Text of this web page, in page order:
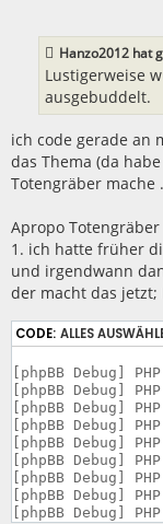
Hanzo2012 hat
Lustigerweise
ausgebuddelt.
ich code gerade an
das Thema (da
Totengräber mache
Apropo Totengräber
1. ich hatte früher
und irgendwann
der macht das jetzt;
CODE: ALLES
[phpBB Debug]
[phpBB Debug]
[phpBB Debug]
[phpBB Debug]
[phpBB Debug]
[phpBB Debug]
[phpBB Debug]
[phpBB Debug]